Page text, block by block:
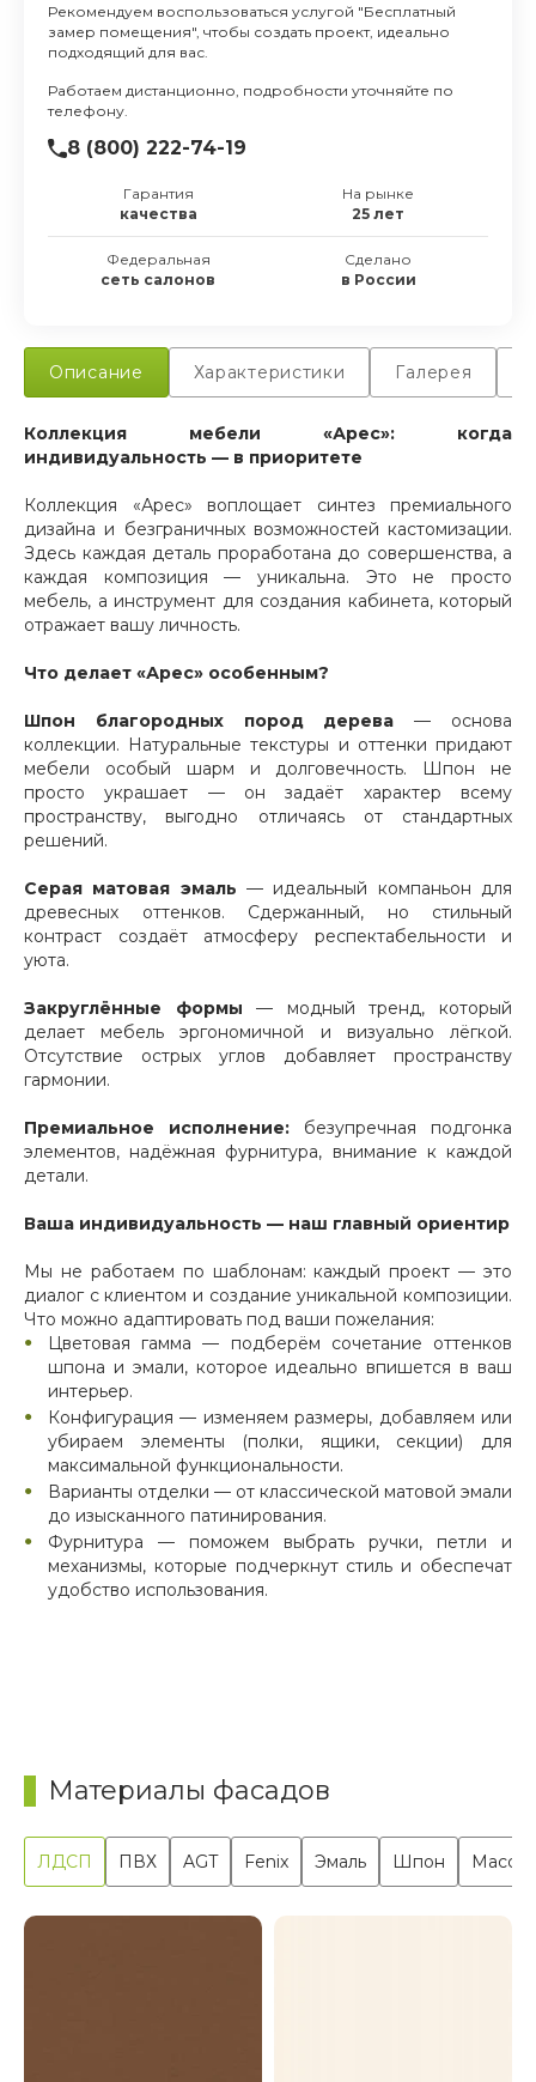
Рекомендуем воспользоваться услугой "Бесплатный
замер помещения", чтобы создать проект, идеально
подходящий для вас.
Работаем дистанционно, подробности уточняйте по
телефону.
8 (800) 222-74-19
Гарантия
качества
На рынке
25 лет
Федеральная
сеть салонов
Сделано
в России
Описание Характеристики Галерея
Коллекция мебели «Арес»: когда
индивидуальность — в приоритете
Коллекция «Арес» воплощает синтез премиального
дизайна и безграничных возможностей кастомизации.
Здесь каждая деталь проработана до совершенства, а
каждая композиция — уникальна. Это не просто
мебель, а инструмент для создания кабинета, который
отражает вашу личность.
Что делает «Арес» особенным?
Шпон благородных пород дерева — основа
коллекции. Натуральные текстуры и оттенки придают
мебели особый шарм и долговечность. Шпон не
просто украшает — он задаёт характер всему
пространству, выгодно отличаясь от стандартных
решений.
Серая матовая эмаль — идеальный компаньон для
древесных оттенков. Сдержанный, но стильный
контраст создаёт атмосферу респектабельности и
уюта.
Закруглённые формы — модный тренд, который
делает мебель эргономичной и визуально лёгкой.
Отсутствие острых углов добавляет пространству
гармонии.
Премиальное исполнение: безупречная подгонка
элементов, надёжная фурнитура, внимание к каждой
детали.
Ваша индивидуальность — наш главный ориентир
Мы не работаем по шаблонам: каждый проект — это
диалог с клиентом и создание уникальной композиции.
Что можно адаптировать под ваши пожелания:
Цветовая гамма — подберём сочетание оттенков
шпона и эмали, которое идеально впишется в ваш
интерьер.
Конфигурация — изменяем размеры, добавляем или
убираем элементы (полки, ящики, секции) для
максимальной функциональности.
Варианты отделки — от классической матовой эмали
до изысканного патинирования.
Фурнитура — поможем выбрать ручки, петли и
механизмы, которые подчеркнут стиль и обеспечат
удобство использования.
Материалы фасадов
ЛДСП ПВХ AGT Fenix Эмаль Шпон Массив